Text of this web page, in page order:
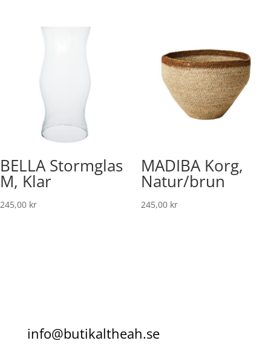
BELLA Stormglas
M, Klar
245,00 kr
MADIBA Korg,
Natur/brun
245,00 kr
info@butikaltheah.se